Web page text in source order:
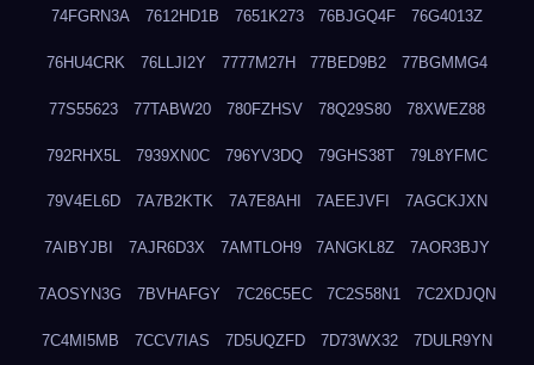
74FGRN3A 7612HD1B 7651K273 76BJGQ4F 76G4013Z
76HU4CRK 76LLJI2Y 7777M27H 77BED9B2 77BGMMG4
77S55623 77TABW20 780FZHSV 78Q29S80 78XWEZ88
792RHX5L 7939XN0C 796YV3DQ 79GHS38T 79L8YFMC
79V4EL6D 7A7B2KTK 7A7E8AHI 7AEEJVFI 7AGCKJXN
7AIBYJBI 7AJR6D3X 7AMTLOH9 7ANGKL8Z 7AOR3BJY
7AOSYN3G 7BVHAFGY 7C26C5EC 7C2S58N1 7C2XDJQN
7C4MI5MB 7CCV7IAS 7D5UQZFD 7D73WX32 7DULR9YN